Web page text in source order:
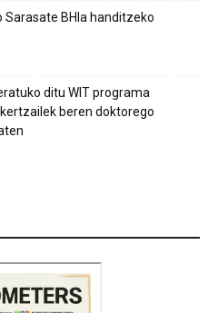
Sarasate BHIa handitzeko
ditu WIT programa
beren doktorego